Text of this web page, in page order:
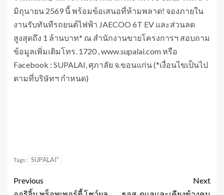
มิถุนายน 2569 นี้ พร้อมข้อเสนอที่ห้ามพลาด! จองภายใน
งานรับทันทีรถยนต์ไฟฟ้า JAECOO 6T EV และส่วนลด
สูงสุดถึง 1 ล้านบาท* ณ สำนักงานขายโครงการฯ สอบถาม
ข้อมูลเพิ่มเติมโทร. 1720 , www.supalai.com หรือ
Facebook : SUPALAI, ศุภาลัย จ.ขอนแก่น (*เงื่อนไขเป็นไป
ตามที่บริษัทฯ กำหนด)
Tags: SUPALAI”
Previous
Next